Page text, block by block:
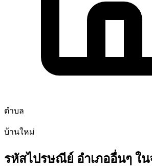
ตำบล
บ้านใหม่
รหัสไปรษณีย์ อำเภออื่นๆ ใ